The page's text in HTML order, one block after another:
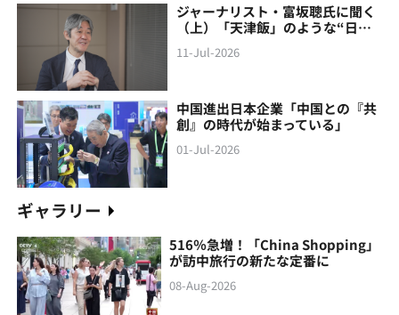
ジャーナリスト・富坂聰氏に聞く
（上）「天津飯」のような“日本
製の中国像”に警鐘
11-Jul-2026
中国進出日本企業「中国との『共
創』の時代が始まっている」
01-Jul-2026
ギャラリー
516％急増！「China Shopping」
が訪中旅行の新たな定番に
08-Aug-2026